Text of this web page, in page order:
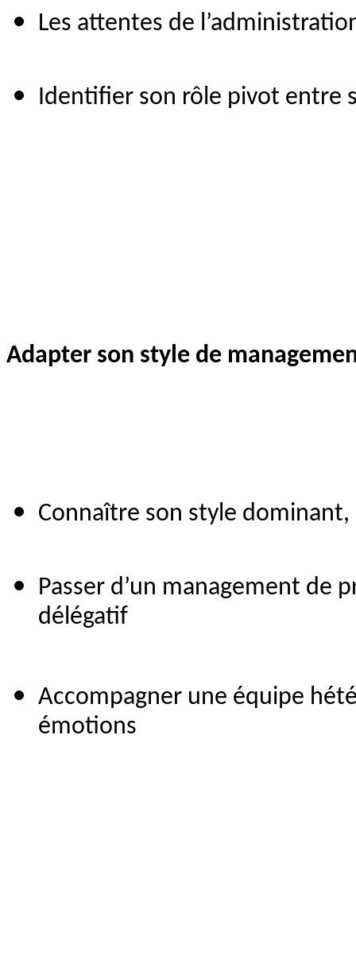
Les attentes de
Identifier son rôle pivot entre
Adapter son style de
Connaître son style
Passer d’un management de
délégatif
Accompagner une équipe
émotions